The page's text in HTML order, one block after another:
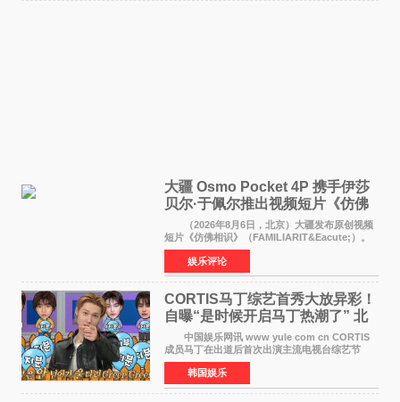
大疆 Osmo Pocket 4P 携手伊莎
贝尔·于佩尔推出视频短片《仿佛
相识》
（2026年8月6日，北京）大疆发布原创视频
短片《仿佛相识》（FAMILIARIT&Eacute;）。
视频短片由戛纳国际电影节最佳女演员伊莎贝尔·
于佩尔（Isabelle Huppert）主演，全程使用大
疆首款双主摄口
娱乐评论
CORTIS马丁综艺首秀大放异彩！
自曝“是时候开启马丁热潮了” 北
美巡演火热进行中
中国娱乐网讯 www yule com cn CORTIS
成员马丁在出道后首次出演主流电视台综艺节
目，展现了多才多艺的魅力。 马丁出演了5日
播出的MBC《Radio Star》Fashion与Passion
之间，I&lsquo;m
韩国娱乐